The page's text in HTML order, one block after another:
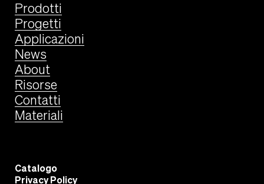
Prodotti
Progetti
Applicazioni
News
About
Risorse
Contatti
Materiali
Catalogo
Privacy Policy